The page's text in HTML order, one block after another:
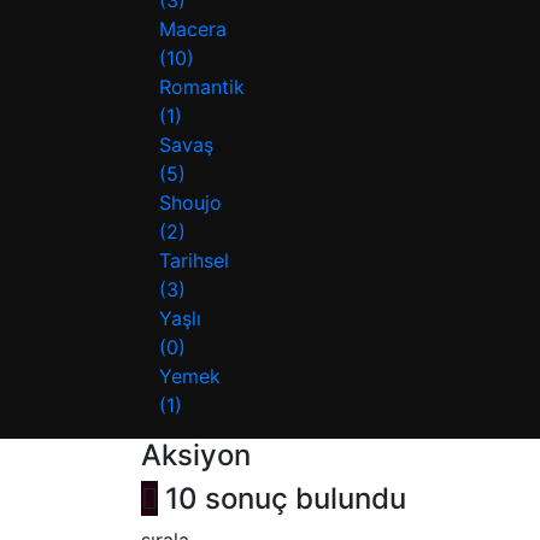
Macera
(10)
Romantik
(1)
Savaş
(5)
Shoujo
(2)
Tarihsel
(3)
Yaşlı
(0)
Yemek
(1)
Aksiyon
10 sonuç bulundu